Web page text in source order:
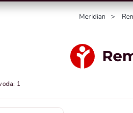
Meridian
1